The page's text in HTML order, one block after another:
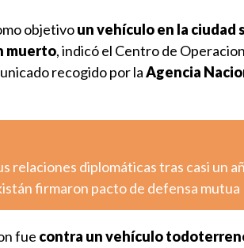
objetivoun vehículo en la ciudad
muerto, indicó el Centro de
recogido por laAgencia
relaciones diplomáticas tras casi un
firmaron pacto de defensa mutua
fue contra un vehículo